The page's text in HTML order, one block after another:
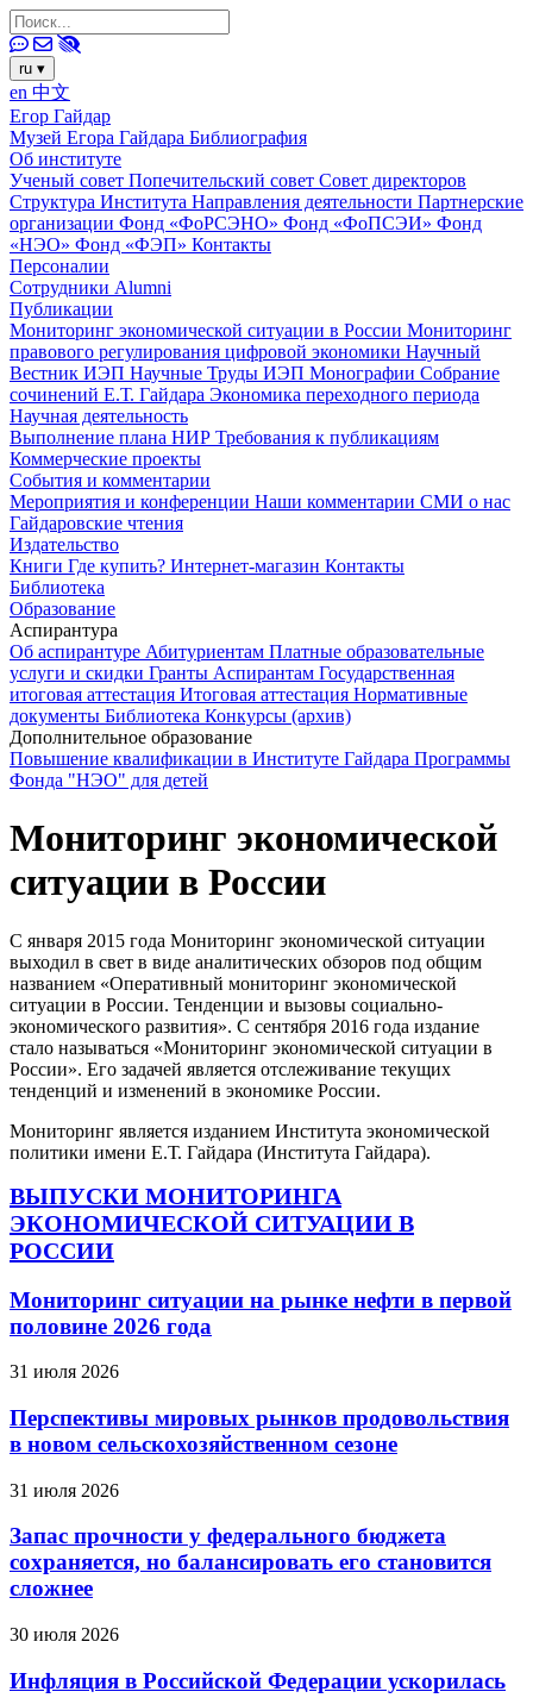
ru ▾
en 中文
Егор Гайдар
Музей Егора Гайдара Библиография
Об институте
Ученый совет Попечительский совет Совет директоров
Структура Института Направления деятельности Партнерские
организации Фонд «ФоРСЭНО» Фонд «ФоПСЭИ» Фонд
«НЭО» Фонд «ФЭП» Контакты
Персоналии
Сотрудники Alumni
Публикации
Мониторинг экономической ситуации в России Мониторинг
правового регулирования цифровой экономики Научный
Вестник ИЭП Научные Труды ИЭП Монографии Собрание
сочинений Е.Т. Гайдара Экономика переходного периода
Научная деятельность
Выполнение плана НИР Требования к публикациям
Коммерческие проекты
События и комментарии
Мероприятия и конференции Наши комментарии СМИ о нас
Гайдаровские чтения
Издательство
Книги Где купить? Интернет-магазин Контакты
Библиотека
Образование
Аспирантура
Об аспирантуре Абитуриентам Платные образовательные
услуги и скидки Гранты Аспирантам Государственная
итоговая аттестация Итоговая аттестация Нормативные
документы Библиотека Конкурсы (архив)
Дополнительное образование
Повышение квалификации в Институте Гайдара Программы
Фонда "НЭО" для детей
Мониторинг экономической
ситуации в России
C января 2015 года Мониторинг экономической ситуации
выходил в свет в виде аналитических обзоров под общим
названием «Оперативный мониторинг экономической
ситуации в России. Тенденции и вызовы социально-
экономического развития». С сентября 2016 года издание
стало называться «Мониторинг экономической ситуации в
России». Его задачей является отслеживание текущих
тенденций и изменений в экономике России.
Мониторинг является изданием Института экономической
политики имени Е.Т. Гайдара (Института Гайдара).
ВЫПУСКИ МОНИТОРИНГА
ЭКОНОМИЧЕСКОЙ СИТУАЦИИ В
РОССИИ
Мониторинг ситуации на рынке нефти в первой
половине 2026 года
31 июля 2026
Перспективы мировых рынков продовольствия
в новом сельскохозяйственном сезоне
31 июля 2026
Запас прочности у федерального бюджета
сохраняется, но балансировать его становится
сложнее
30 июля 2026
Инфляция в Российской Федерации ускорилась